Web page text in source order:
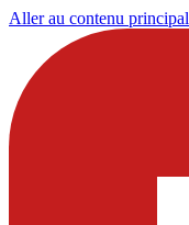
Aller au contenu principal